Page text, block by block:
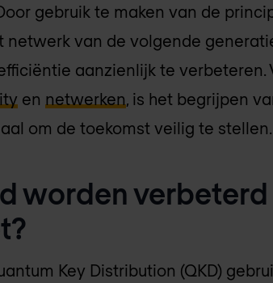
gebruik te maken van de
van de volgende
aanzienlijk te verbeteren.
en netwerken, is het begrijpen
om de toekomst veilig te stellen.
worden
Key Distribution (QKD)